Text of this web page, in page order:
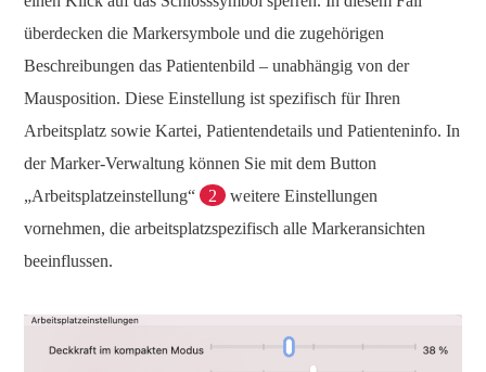
überdecken die Markersymbole und die zugehörigen
Beschreibungen das Patientenbild – unabhängig von der
Mausposition. Diese Einstellung ist spezifisch für Ihren
Arbeitsplatz sowie Kartei, Patientendetails und Patienteninfo. In
der Marker-Verwaltung können Sie mit dem Button
„Arbeitsplatzeinstellung“
2
weitere Einstellungen
vornehmen, die arbeitsplatzspezifisch alle Markeransichten
beeinflussen.